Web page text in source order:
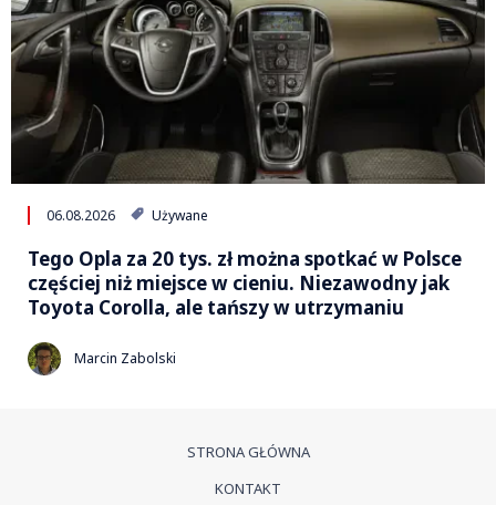
06.08.2026 Używane
Tego Opla za 20 tys. zł można spotkać w Polsce
częściej niż miejsce w cieniu. Niezawodny jak
Toyota Corolla, ale tańszy w utrzymaniu
Marcin Zabolski
STRONA GŁÓWNA
KONTAKT